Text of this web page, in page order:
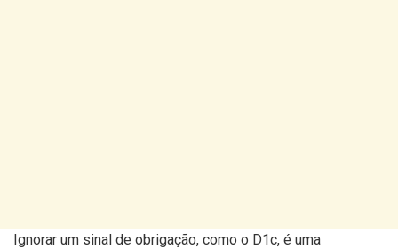
Ignorar um sinal de obrigação, como o D1c, é uma